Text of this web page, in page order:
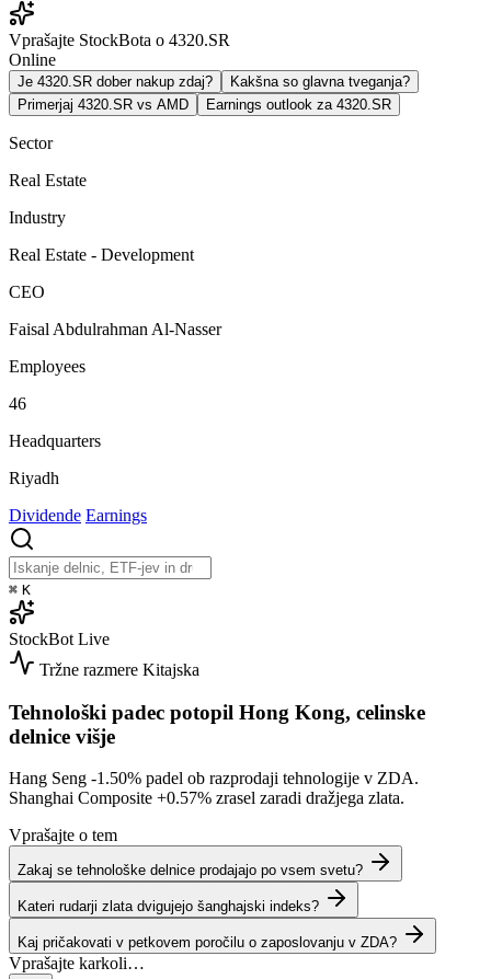
Vprašajte StockBota o 4320.SR
Online
Je 4320.SR dober nakup zdaj?
Kakšna so glavna tveganja?
Primerjaj 4320.SR vs AMD
Earnings outlook za 4320.SR
Sector
Real Estate
Industry
Real Estate - Development
CEO
Faisal Abdulrahman Al-Nasser
Employees
46
Headquarters
Riyadh
Dividende Earnings
⌘ K
StockBot Live
Tržne razmere Kitajska
Tehnološki padec potopil Hong Kong, celinske
delnice višje
Hang Seng -1.50% padel ob razprodaji tehnologije v ZDA.
Shanghai Composite +0.57% zrasel zaradi dražjega zlata.
Vprašajte o tem
Zakaj se tehnološke delnice prodajajo po vsem svetu?
Kateri rudarji zlata dvigujejo šanghajski indeks?
Kaj pričakovati v petkovem poročilu o zaposlovanju v ZDA?